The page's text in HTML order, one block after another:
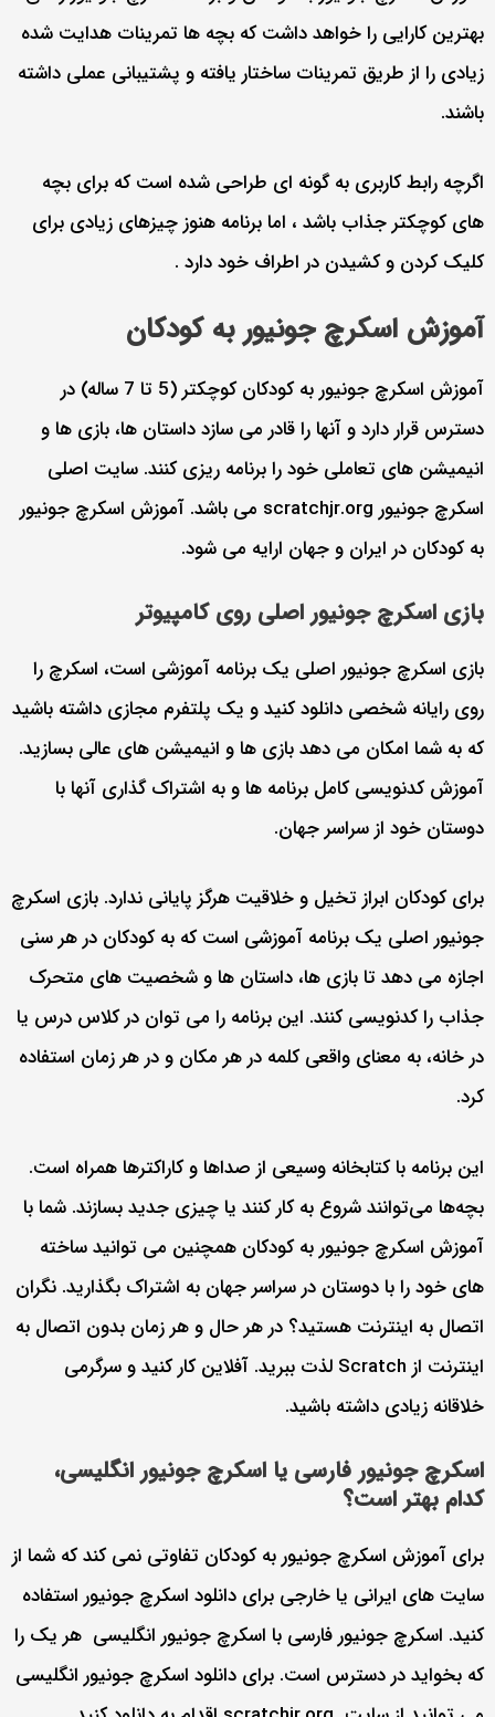
بهترین کارایی را خواهد داشت که بچه ها تمرینات هدایت شده
زیادی را از طریق تمرینات ساختار یافته و پشتیبانی عملی داشته
باشند.
اگرچه رابط کاربری به گونه ای طراحی شده است که برای بچه
های کوچکتر جذاب باشد ، اما برنامه هنوز چیزهای زیادی برای
کلیک کردن و کشیدن در اطراف خود دارد .
آموزش اسکرچ جونیور به کودکان
آموزش اسکرچ جونیور به کودکان کوچکتر (5 تا 7 ساله) در
دسترس قرار دارد و آنها را قادر می سازد داستان ها، بازی ها و
انیمیشن های تعاملی خود را برنامه ریزی کنند. سایت اصلی
اسکرچ جونیور scratchjr.org می باشد. آموزش اسکرچ جونیور
به کودکان در ایران و جهان ارایه می شود.
بازی اسکرچ جونیور اصلی روی کامپیوتر
بازی اسکرچ جونیور اصلی یک برنامه آموزشی است، اسکرچ را
روی رایانه شخصی دانلود کنید و یک پلتفرم مجازی داشته باشید
که به شما امکان می دهد بازی ها و انیمیشن های عالی بسازید.
آموزش کدنویسی کامل برنامه ها و به اشتراک گذاری آنها با
دوستان خود از سراسر جهان.
برای کودکان ابراز تخیل و خلاقیت هرگز پایانی ندارد. بازی اسکرچ
جونیور اصلی یک برنامه آموزشی است که به کودکان در هر سنی
اجازه می دهد تا بازی ها، داستان ها و شخصیت های متحرک
جذاب را کدنویسی کنند. این برنامه را می توان در کلاس درس یا
در خانه، به معنای واقعی کلمه در هر مکان و در هر زمان استفاده
کرد.
این برنامه با کتابخانه وسیعی از صداها و کاراکترها همراه است.
بچه‌ها می‌توانند شروع به کار کنند یا چیزی جدید بسازند. شما با
آموزش اسکرچ جونیور به کودکان همچنین می توانید ساخته
های خود را با دوستان در سراسر جهان به اشتراک بگذارید. نگران
اتصال به اینترنت هستید؟ در هر حال و هر زمان بدون اتصال به
اینترنت از Scratch لذت ببرید. آفلاین کار کنید و سرگرمی
خلاقانه زیادی داشته باشید.
اسکرچ جونیور فارسی یا اسکرچ جونیور انگلیسی،
کدام بهتر است؟
برای آموزش اسکرچ جونیور به کودکان تفاوتی نمی کند که شما از
سایت های ایرانی یا خارجی برای دانلود اسکرچ جونیور استفاده
کنید. اسکرچ جونیور فارسی با اسکرچ جونیور انگلیسی هر یک را
که بخواید در دسترس است. برای دانلود اسکرچ جونیور انگلیسی